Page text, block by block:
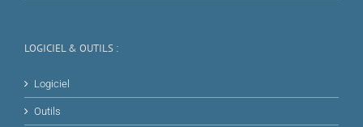
LOGICIEL & OUTILS :
Logiciel
Outils